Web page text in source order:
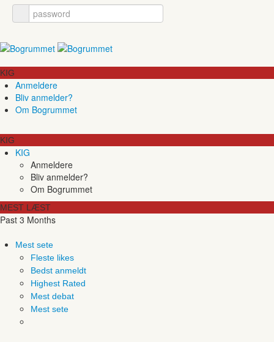
KIG
Anmeldere
Bliv anmelder?
Om Bogrummet
KIG
KIG
Anmeldere
Bliv anmelder?
Om Bogrummet
MEST LÆST
Past 3 Months
Mest sete
Fleste likes
Bedst anmeldt
Highest Rated
Mest debat
Mest sete